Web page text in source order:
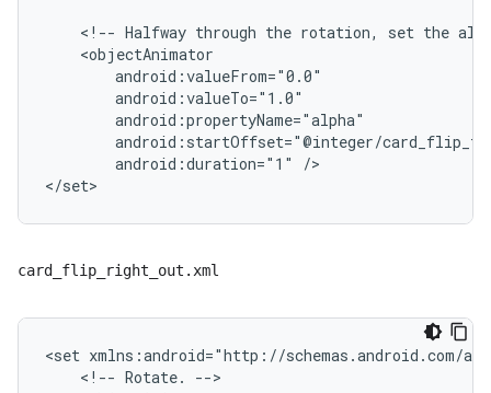
<!-- Halfway through the rotation, set the
android:duration="1"
/>
card_flip_right_out.xml
<set
<!-- Rotate.